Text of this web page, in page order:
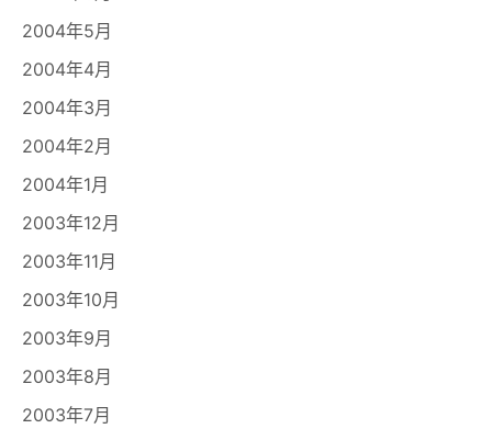
2004年5月
2004年4月
2004年3月
2004年2月
2004年1月
2003年12月
2003年11月
2003年10月
2003年9月
2003年8月
2003年7月